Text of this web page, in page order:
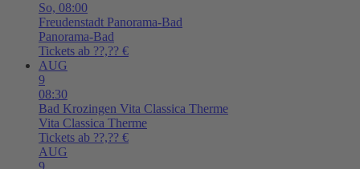
So, 08:00
Freudenstadt Panorama-Bad
Panorama-Bad
Tickets ab ??,?? €
AUG
9
08:30
Bad Krozingen Vita Classica Therme
Vita Classica Therme
Tickets ab ??,?? €
AUG
9